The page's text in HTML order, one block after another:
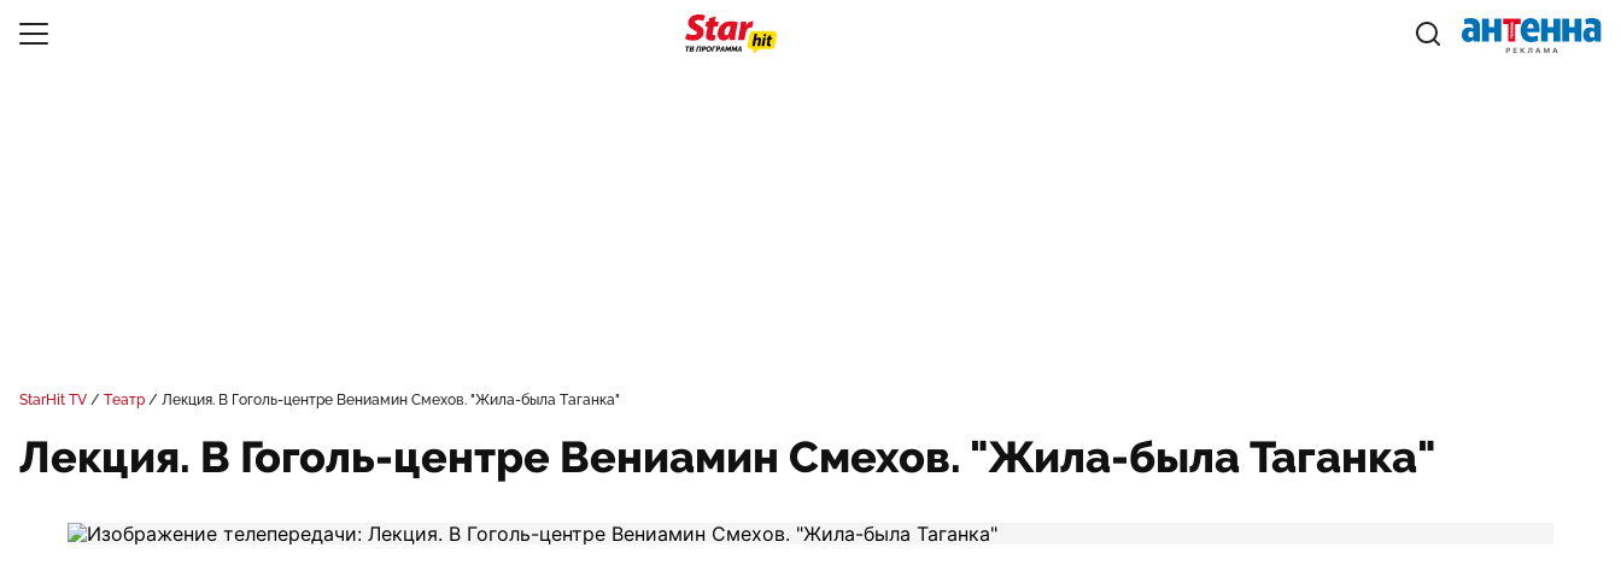
StarHit TV Театр Лекция. В Гоголь-центре Вениамин Смехов. "Жила-была Таганка"
Лекция. В Гоголь-центре Вениамин Смехов. "Жила-была Таганка"